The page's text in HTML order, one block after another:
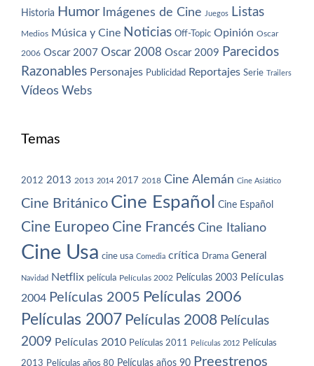
Historia Humor Imágenes de Cine Juegos Listas
Medios Música y Cine Noticias Off-Topic Opinión Oscar
2006 Oscar 2007 Oscar 2008 Oscar 2009 Parecidos
Razonables Personajes Publicidad Reportajes Serie Trailers
Vídeos Webs
Temas
2012 2013 2013 2014 2017 2018 Cine Alemán Cine Asiático
Cine Británico Cine Español Cine Español
Cine Europeo Cine Francés Cine Italiano
Cine Usa cine usa Comedia crítica Drama General
Navidad Netflix película Películas 2002 Películas 2003 Películas
2004 Películas 2005 Películas 2006
Películas 2007 Películas 2008 Películas
2009 Películas 2010 Películas 2011 Películas 2012 Películas
2013 Películas años 80 Películas años 90 Preestrenos